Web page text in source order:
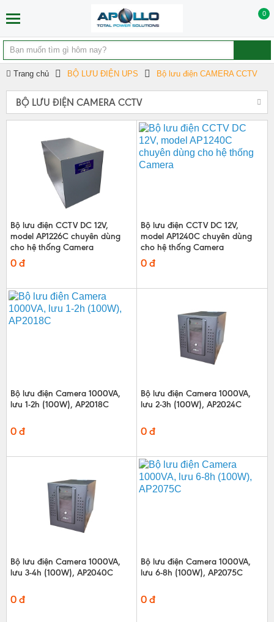
0
Trang chủ BỘ LƯU ĐIỆN UPS Bộ lưu điện CAMERA CCTV
BỘ LƯU ĐIỆN CAMERA CCTV
Bộ lưu điện CCTV DC 12V,
model AP1226C chuyên dùng
cho hệ thống Camera
0 đ
Bộ lưu điện CCTV DC 12V,
model AP1240C chuyên dùng
cho hệ thống Camera
0 đ
Bộ lưu điện Camera 1000VA,
lưu 1-2h (100W), AP2018C
0 đ
Bộ lưu điện Camera 1000VA,
lưu 2-3h (100W), AP2024C
0 đ
Bộ lưu điện Camera 1000VA,
lưu 3-4h (100W), AP2040C
0 đ
Bộ lưu điện Camera 1000VA,
lưu 6-8h (100W), AP2075C
0 đ